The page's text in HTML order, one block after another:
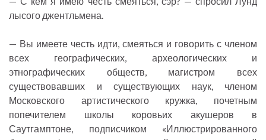
лысого джентльмена.
— Вы имеете честь идти, смеяться и говорить с членом
всех географических, археологических и
этнографических обществ, магистром всех
существовавших и существующих наук, членом
Московского артистического кружка, почетным
попечителем школы коровьих акушеров в
Саутгамптоне, подписчиком «Иллюстрированного